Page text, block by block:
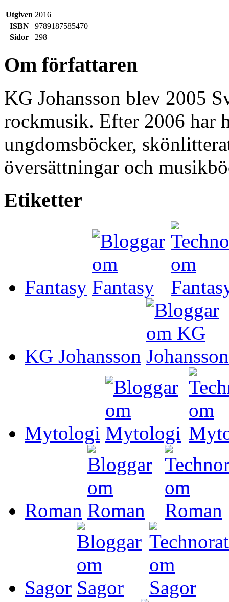
Utgiven 2016
ISBN
9789187585470
Sidor
298
Om författaren
KG Johansson blev 2005
rockmusik. Efter 2006 har
ungdomsböcker,
översättningar och
Etiketter
Fantasy
KG Johansson
Mytologi
Roman
Sagor